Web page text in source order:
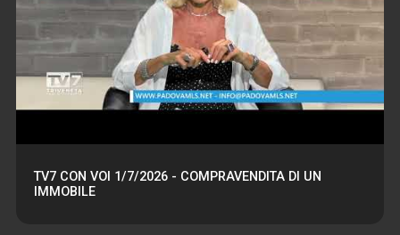
TV7 CON VOI 1/7/2026 - COMPRAVENDITA DI UN
IMMOBILE